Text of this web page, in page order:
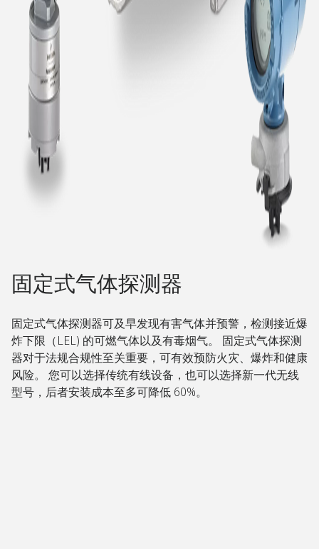
固定式气体探测器​
固定式气体探测器可及早发现有害气体并预警，检测接近爆
炸下限（LEL) 的可燃气体以及有毒烟气。 固定式气体探测
器对于法规合规性至关重要，可有效预防火灾、爆炸和健康
风险。 您可以选择传统有线设备，也可以选择新一代无线
型号，后者安装成本至多可降低 60%。